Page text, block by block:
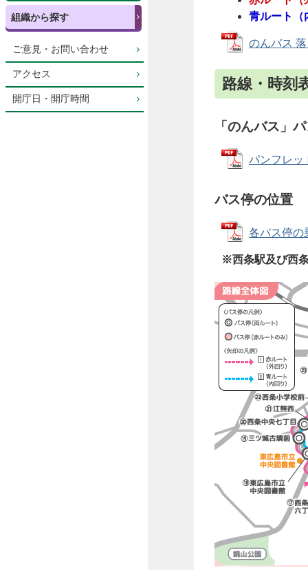
組織から探す
ご意見・お問い合わせ
アクセス
開庁日・開庁時間
青ルート（
のんバス
路線・時刻
「のんバス」
パンフレッ
バス停の位置
各バス停の
※西条駅及び西